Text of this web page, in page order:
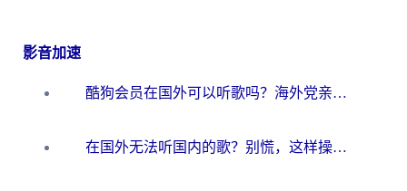
影音加速
酷狗会员在国外可以听歌吗？海外党亲测有效：3步解决音乐权限难题
在国外无法听国内的歌？别慌，这样操作就能畅听QQ音乐（附亲测加速器推荐）